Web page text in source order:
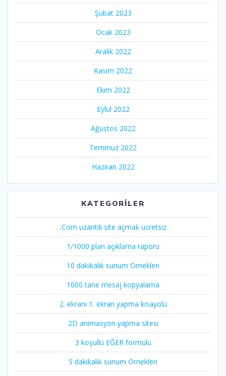
Şubat 2023
Ocak 2023
Aralık 2022
Kasım 2022
Ekim 2022
Eylül 2022
Ağustos 2022
Temmuz 2022
Haziran 2022
KATEGORILER
.Com uzantılı site açmak ücretsiz
1/1000 plan açıklama raporu
10 dakikalık sunum Örnekleri
1000 tane mesaj kopyalama
2. ekranı 1. ekran yapma kısayolu
2D animasyon yapma sitesi
3 koşullu EĞER formülü
5 dakikalık sunum Örnekleri